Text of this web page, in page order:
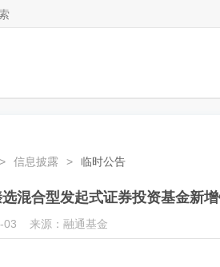
> 信息披露 > 临时公告
混合型发起式证券投资基金新
03 来源：融通基金